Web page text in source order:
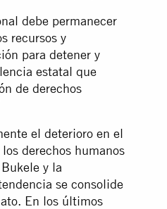
debe permanecer
recursos y
para detener y
estatal que
de derechos
el deterioro en el
derechos humanos
y la
se consolide
En los últimos